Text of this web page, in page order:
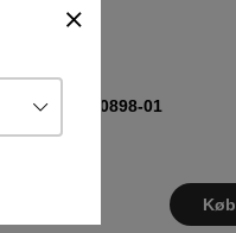
Klemme 5350898-01
Køb